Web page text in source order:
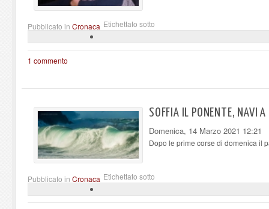
Pubblicato in Cronaca Etichettato sotto
1 commento
SOFFIA IL PONENTE, NAVI A
Domenica, 14 Marzo 2021 12:21
Dopo le prime corse di domenica il
Pubblicato in Cronaca Etichettato sotto